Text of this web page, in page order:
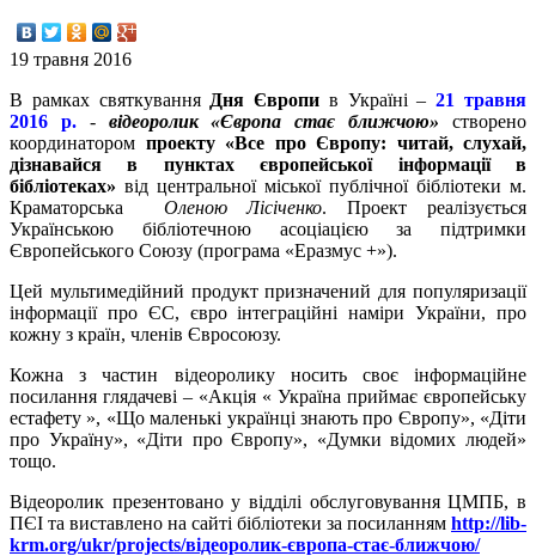
19 травня 2016
В рамках святкування Дня Європи в Україні –21 травня
2016 р.
- відеоролик «Європа стає ближчою» створено
координатором проекту «Все про Європу: читай, слухай,
дізнавайся в пунктах європейської інформації в
бібліотеках» від центральної міської публічної бібліотеки м.
Краматорська Оленою Лісіченко. Проект реалізується
Українською бібліотечною асоціацією за підтримки
Європейського Союзу (програма «Еразмус +»).
Цей мультимедійний продукт призначений для популяризації
інформації про ЄС, євро інтеграційні наміри України, про
кожну з країн, членів Євросоюзу.
Кожна з частин відеоролику носить своє інформаційне
посилання глядачеві – «Акція « Україна приймає європейську
естафету », «Що маленькі українці знають про Європу», «Діти
про Україну», «Діти про Європу», «Думки відомих людей»
тощо.
Відеоролик презентовано у відділі обслуговування ЦМПБ, в
ПЄІ та виставлено на сайті бібліотеки за посиланням http://lib-
krm.org/ukr/projects/відеоролик-європа-стає-ближчою/